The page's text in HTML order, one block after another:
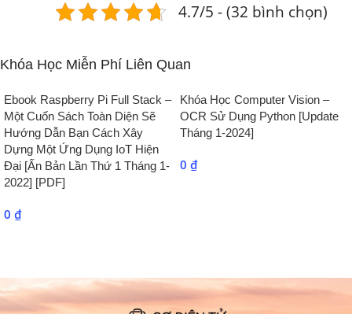
4.7/5 - (32 bình chọn)
Khóa Học Miễn Phí Liên Quan
Ebook Raspberry Pi Full Stack –
Một Cuốn Sách Toàn Diện Sẽ
Hướng Dẫn Bạn Cách Xây
Dựng Một Ứng Dụng IoT Hiện
Đại [Ấn Bản Lần Thứ 1 Tháng 1-
2022] [PDF]
0 ₫
Khóa Học Computer Vision –
OCR Sử Dụng Python [Update
Tháng 1-2024]
0 ₫